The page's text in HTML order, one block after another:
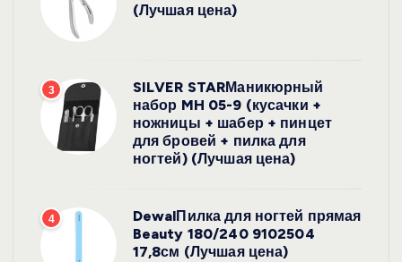
(Лучшая цена)
3
SILVER STARМаникюрный
набор MH 05-9 (кусачки +
ножницы + шабер + пинцет
для бровей + пилка для
ногтей) (Лучшая цена)
4
DewalПилка для ногтей прямая
Beauty 180/240 9102504
17,8см (Лучшая цена)